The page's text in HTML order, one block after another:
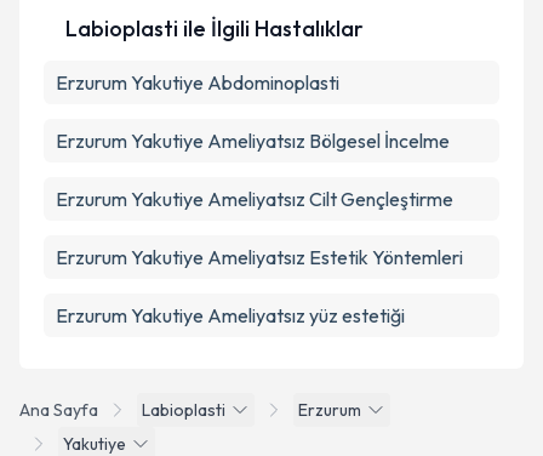
Ana Sayfa Labioplasti
Erzurum
Yakutiye
Labioplasti ile İlgili Hastalıklar
Erzurum Yakutiye Abdominoplasti
Erzurum Yakutiye Ameliyatsız Bölgesel İncelme
Erzurum Yakutiye Ameliyatsız Cilt Gençleştirme
Erzurum Yakutiye Ameliyatsız Estetik Yöntemleri
Erzurum Yakutiye Ameliyatsız yüz estetiği